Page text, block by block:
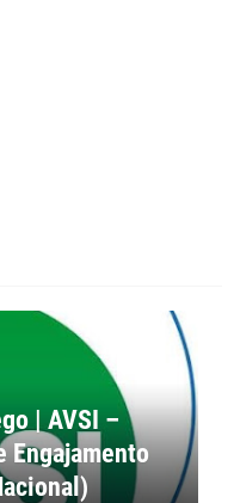
| AVSI –
Engajamento